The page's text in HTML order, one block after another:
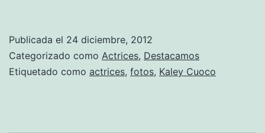
Publicada el 24 diciembre, 2012
Categorizado como Actrices, Destacamos
Etiquetado como actrices, fotos, Kaley Cuoco